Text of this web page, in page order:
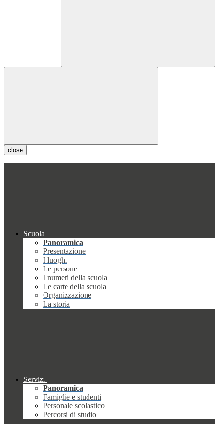
close
Scuola
Panoramica
Presentazione
I luoghi
Le persone
I numeri della scuola
Le carte della scuola
Organizzazione
La storia
Servizi
Panoramica
Famiglie e studenti
Personale scolastico
Percorsi di studio